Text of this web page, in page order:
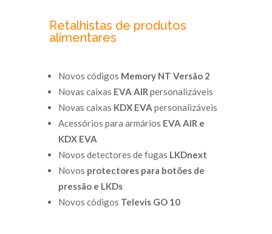
Retalhistas de produtos
alimentares
Novos códigos Memory NT Versão 2
Novas caixas EVA AIR personalizáveis
Novas caixas KDX EVA personalizáveis
Acessórios para armários EVA AIR e
KDX EVA
Novos detectores de fugas LKDnext
Novos protectores para botões de
pressão e LKDs
Novos códigos Televis GO 10